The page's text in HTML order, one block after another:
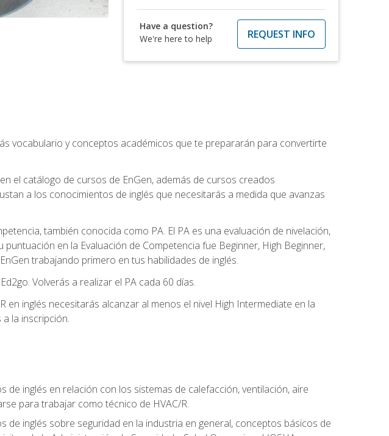
Have a question?
We're here to help
REQUEST INFO
vocabulario y conceptos académicos que te prepararán para convertirte
el catálogo de cursos de EnGen, además de cursos creados
a los conocimientos de inglés que necesitarás a medida que avanzas
también conocida como PA. El PA es una evaluación de nivelación,
en la Evaluación de Competencia fue Beginner, High Beginner,
trabajando primero en tus habilidades de inglés.
Volverás a realizar el PA cada 60 días.
inglés necesitarás alcanzar al menos el nivel High Intermediate en la
la inscripción.
inglés en relación con los sistemas de calefacción, ventilación, aire
para trabajar como técnico de HVAC/R.
inglés sobre seguridad en la industria en general, conceptos básicos de